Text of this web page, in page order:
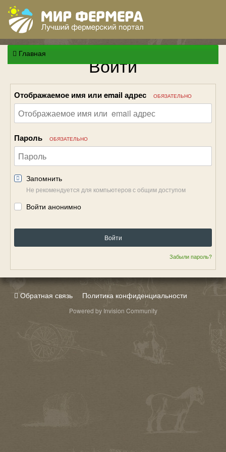
Главная Войти
Отображаемое имя или email адрес ОБЯЗАТЕЛЬНО
Пароль ОБЯЗАТЕЛЬНО
Запомнить
Не рекомендуется для компьютеров с общим доступом
Войти анонимно
Войти
Забыли пароль?
Обратная связь Политика конфиденциальности
Powered by Invision Community